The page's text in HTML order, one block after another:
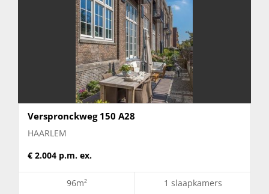
Verspronckweg 150 A28
HAARLEM
€ 2.004 p.m. ex.
96m² 1 slaapkamers